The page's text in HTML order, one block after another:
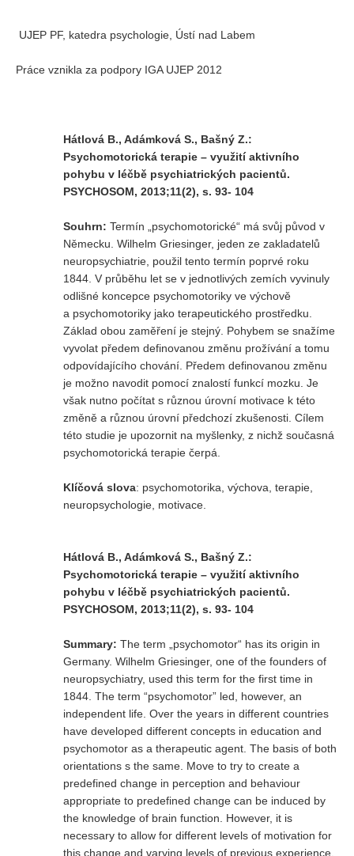
Vydání 3-4/ 2019
Vydání 1-2018
Vydání 4-2017
Vydání 3-2017
Vydání 1-2017
Vydání 4-2016
Archiv
EDITOŘI
BLOG
REDAKCE
Pokyny pro autory
ARCHIV
UJEP PF, katedra psychologie, Ústí nad Labem
Práce vznikla za podpory IGA UJEP 2012
Hátlová B., Adámková S., Bašný Z.:
Psychomotorická terapie – využití aktivního
pohybu v léčbě psychiatrických pacientů.
PSYCHOSOM, 2013;11(2), s. 93- 104
Souhrn: Termín „psychomotorické“ má svůj původ v
Německu. Wilhelm Griesinger, jeden ze zakladatelů
neuropsychiatrie, použil tento termín poprvé roku
1844. V průběhu let se v jednotlivých zemích vyvinuly
odlišné koncepce psychomotoriky ve výchově
a psychomotoriky jako terapeutického prostředku.
Základ obou zaměření je stejný. Pohybem se snažíme
vyvolat předem definovanou změnu prožívání a tomu
odpovídajícího chování. Předem definovanou změnu
je možno navodit pomocí znalostí funkcí mozku. Je
však nutno počítat s různou úrovní motivace k této
změně a různou úrovní předchozí zkušenosti. Cílem
této studie je upozornit na myšlenky, z nichž současná
psychomotorická terapie čerpá.
Klíčová slova: psychomotorika, výchova, terapie,
neuropsychologie, motivace.
Hátlová B., Adámková S., Bašný Z.:
Psychomotorická terapie – využití aktivního
pohybu v léčbě psychiatrických pacientů.
PSYCHOSOM, 2013;11(2), s. 93- 104
Summary: The term „psychomotor“ has its origin in
Germany. Wilhelm Griesinger, one of the founders of
neuropsychiatry, used this term for the first time in
1844. The term “psychomotor” led, however, an
independent life. Over the years in different countries
have developed different concepts in education and
psychomotor as a therapeutic agent. The basis of both
orientations s the same. Move to try to create a
predefined change in perception and behaviour
appropriate to predefined change can be induced by
the knowledge of brain function. However, it is
necessary to allow for different levels of motivation for
this change and varying levels of previous experience.